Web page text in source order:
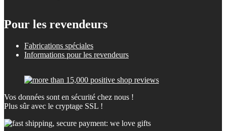
Pour les revendeurs
Fabrications spéciales
Informations pour les revendeurs
Vos données sont en sécurité chez nous !
Plus sûr avec le cryptage SSL !